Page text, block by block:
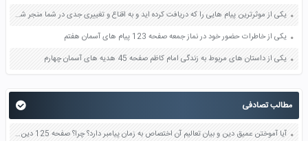
یکی از موثرترین پیام هایی را که دریافت کرده اید و به اقناع و تغییری جدی در شما منجر شده است برسی کنید و علت این تاثیر گذاری قابل توجه را بنویسید صفحه 52 تفکر و سواد رسانه ای دهم
یکی از خاطرات حضور خود در نماز جمعه صفحه 123 پیام های آسمان هفتم
یکی از داستان های مربوط به زندگی امام کاظم صفحه 45 هدیه های آسمان چهارم
مطالب تصادفی
آیا آموختن عمیق دین و بیان تعالیم آن اختصاص به زمان پیامبر دارد؟ چرا؟ صفحه 125 دین و زندگی یازدهم